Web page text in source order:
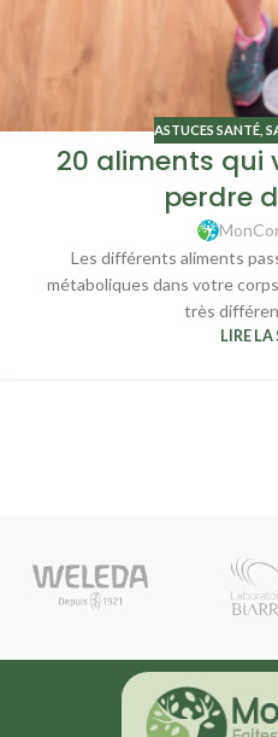
ASTUCES SANTÉ,
20 aliments qui
perdre
Les différents aliments
métaboliques dans votre
très
LIRE LA